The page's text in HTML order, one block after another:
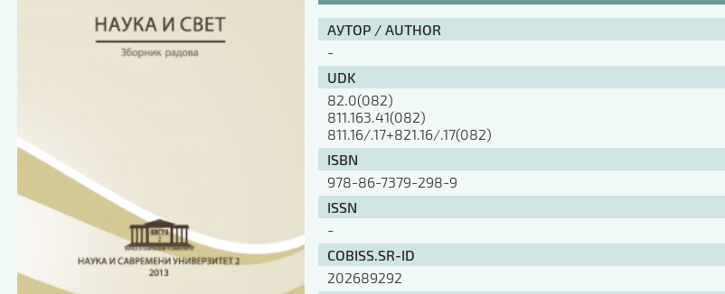
АУТОР / AUTHOR
-
UDK
82.0(082)
811.163.41(082)
811.16/.17+821.16/.17(082)
ISBN
978-86-7379-298-9
ISSN
-
COBISS.SR-ID
202689292